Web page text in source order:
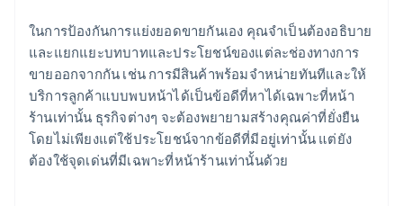
ในการป้องกันการแย่งยอดขายกันเอง คุณจำเป็นต้องอธิบาย
และแยกแยะบทบาทและประโยชน์ของแต่ละช่องทางการ
ขายออกจากกัน เช่น การมีสินค้าพร้อมจำหน่ายทันทีและให้
บริการลูกค้าแบบพบหน้าได้เป็นข้อดีที่หาได้เฉพาะที่หน้า
ร้านเท่านั้น ธุรกิจต่างๆ จะต้องพยายามสร้างคุณค่าที่ยั่งยืน
โดยไม่เพียงแต่ใช้ประโยชน์จากข้อดีที่มีอยู่เท่านั้น แต่ยัง
ต้องใช้จุดเด่นที่มีเฉพาะที่หน้าร้านเท่านั้นด้วย